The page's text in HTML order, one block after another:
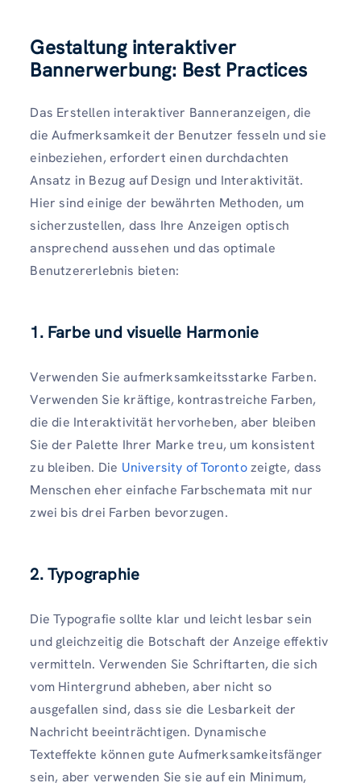
Gestaltung interaktiver
Bannerwerbung: Best Practices
Das Erstellen interaktiver Banneranzeigen, die
die Aufmerksamkeit der Benutzer fesseln und sie
einbeziehen, erfordert einen durchdachten
Ansatz in Bezug auf Design und Interaktivität.
Hier sind einige der bewährten Methoden, um
sicherzustellen, dass Ihre Anzeigen optisch
ansprechend aussehen und das optimale
Benutzererlebnis bieten:
1. Farbe und visuelle Harmonie
Verwenden Sie aufmerksamkeitsstarke Farben.
Verwenden Sie kräftige, kontrastreiche Farben,
die die Interaktivität hervorheben, aber bleiben
Sie der Palette Ihrer Marke treu, um konsistent
zu bleiben. Die University of Torontozeigte, dass
Menschen eher einfache Farbschemata mit nur
zwei bis drei Farben bevorzugen.
2. Typographie
Die Typografie sollte klar und leicht lesbar sein
und gleichzeitig die Botschaft der Anzeige effektiv
vermitteln. Verwenden Sie Schriftarten, die sich
vom Hintergrund abheben, aber nicht so
ausgefallen sind, dass sie die Lesbarkeit der
Nachricht beeinträchtigen. Dynamische
Texteffekte können gute Aufmerksamkeitsfänger
sein, aber verwenden Sie sie auf ein Minimum,